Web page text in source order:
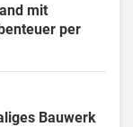
mit
per
Bauwerk